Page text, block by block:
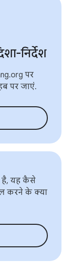
निर्देश
पर
पर जाएं.
है, यह कैसे
करने के क्या